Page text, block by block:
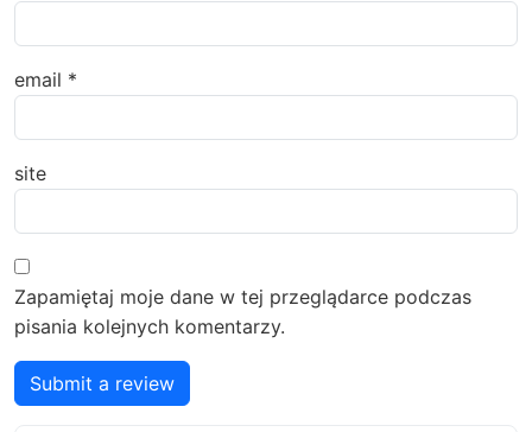
email *
site
Zapamiętaj moje dane w tej przeglądarce podczas
pisania kolejnych komentarzy.
Submit a review